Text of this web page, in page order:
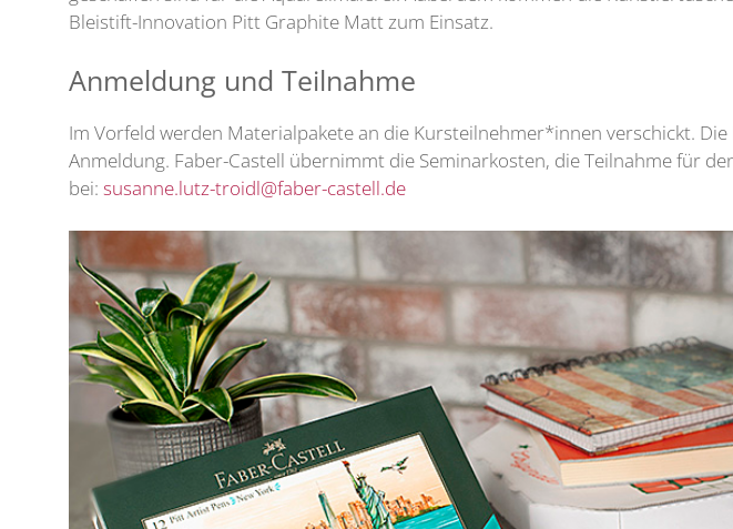
Bleistift-Innovation Pitt Graphite Matt zum Einsatz.
Anmeldung und Teilnahme
Im Vorfeld werden Materialpakete an die Kursteilnehmer*innen verschickt.
Anmeldung. Faber-Castell übernimmt die Seminarkosten, die Teilnahme für
bei: susanne.lutz-troidl@faber-castell.de